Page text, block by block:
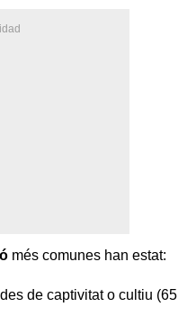
més comunes han estat:
des de captivitat o cultiu (65